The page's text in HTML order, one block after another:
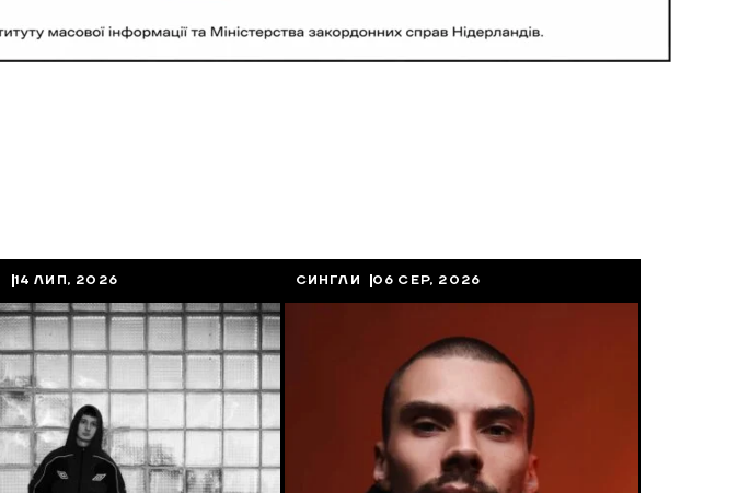
14 ЛИП, 2026 СИНГЛИ 06 СЕР, 2026